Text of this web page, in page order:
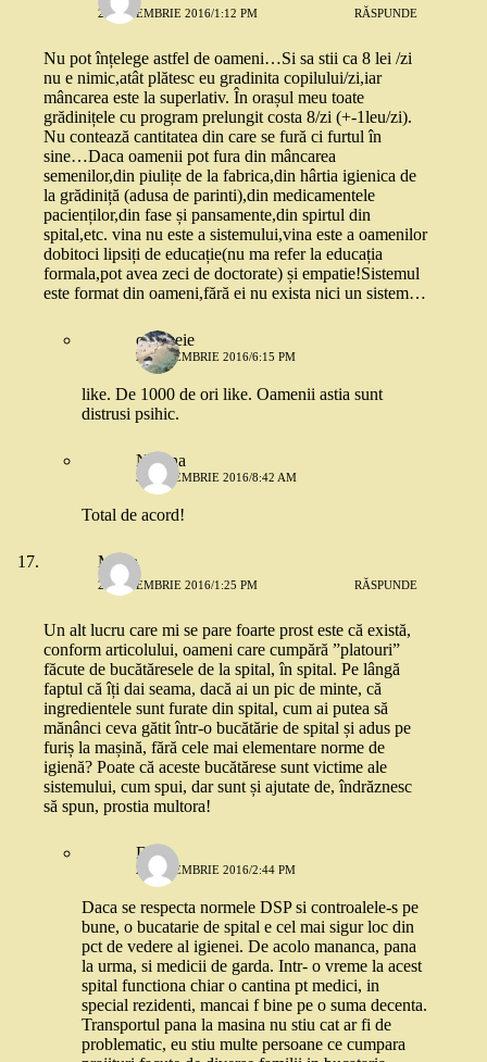
2 SEPTEMBRIE 2016/1:12 PM RĂSPUNDE
Nu pot înțelege astfel de oameni…Si sa stii ca 8 lei /zi
nu e nimic,atât plătesc eu gradinita copilului/zi,iar
mâncarea este la superlativ. În orașul meu toate
grădinițele cu program prelungit costa 8/zi (+-1leu/zi).
Nu contează cantitatea din care se fură ci furtul în
sine…Daca oamenii pot fura din mâncarea
semenilor,din piulițe de la fabrica,din hârtia igienica de
la grădiniță (adusa de parinti),din medicamentele
pacienților,din fase și pansamente,din spirtul din
spital,etc. vina nu este a sistemului,vina este a oamenilor
dobitoci lipsiți de educație(nu ma refer la educația
formala,pot avea zeci de doctorate) și empatie!Sistemul
este format din oameni,fără ei nu exista nici un sistem…
o femeie
2 SEPTEMBRIE 2016/6:15 PM
like. De 1000 de ori like. Oamenii astia sunt
distrusi psihic.
Nadina
3 SEPTEMBRIE 2016/8:42 AM
Total de acord!
Maria
2 SEPTEMBRIE 2016/1:25 PM RĂSPUNDE
Un alt lucru care mi se pare foarte prost este că există,
conform articolului, oameni care cumpără ”platouri”
făcute de bucătăresele de la spital, în spital. Pe lângă
faptul că îți dai seama, dacă ai un pic de minte, că
ingredientele sunt furate din spital, cum ai putea să
mănânci ceva gătit într-o bucătărie de spital și adus pe
furiș la mașină, fără cele mai elementare norme de
igienă? Poate că aceste bucătărese sunt victime ale
sistemului, cum spui, dar sunt și ajutate de, îndrăznesc
să spun, prostia multora!
Deea
2 SEPTEMBRIE 2016/2:44 PM
Daca se respecta normele DSP si controalele-s pe
bune, o bucatarie de spital e cel mai sigur loc din
pct de vedere al igienei. De acolo mananca, pana
la urma, si medicii de garda. Intr- o vreme la acest
spital functiona chiar o cantina pt medici, in
special rezidenti, mancai f bine pe o suma decenta.
Transportul pana la masina nu stiu cat ar fi de
problematic, eu stiu multe persoane ce cumpara